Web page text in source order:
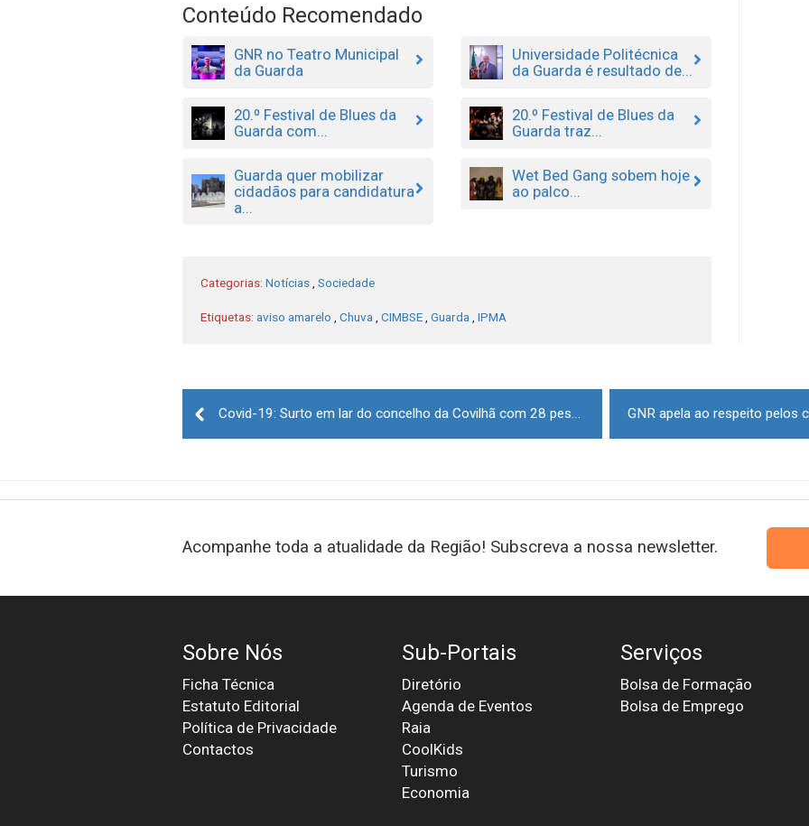
Conteúdo Recomendado
GNR no Teatro Municipal
da Guarda
Universidade Politécnica
da Guarda é resultado de...
20.º Festival de Blues da
Guarda com...
20.º Festival de Blues da
Guarda traz...
Guarda quer mobilizar
cidadãos para candidatura
a...
Wet Bed Gang sobem hoje
ao palco...
Categorias: Notícias Sociedade
Etiquetas: aviso amarelo Chuva CIMBSE Guarda IPMA
navigation
Covid-19: Surto em lar do concelho da Covilhã com 28 pessoas infetadas
Acompanhe toda a atualidade da Região! Subscreva a nossa newsletter.
Sobre Nós
Ficha Técnica
Estatuto Editorial
Política de Privacidade
Contactos
Sub-Portais
Diretório
Agenda de Eventos
Raia
CoolKids
Turismo
Economia
Serviços
Bolsa de Formação
Bolsa de Emprego